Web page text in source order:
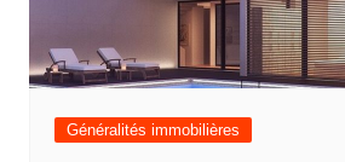
Généralités immobilières